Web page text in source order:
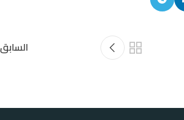
السابق